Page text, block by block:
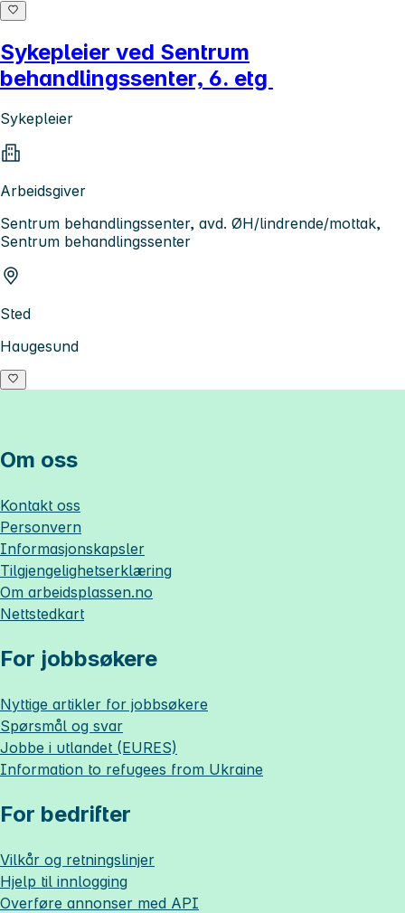
Sykepleier ved Sentrum
behandlingssenter, 6. etg
Sykepleier
Arbeidsgiver
Sentrum behandlingssenter, avd. ØH/lindrende/mottak,
Sentrum behandlingssenter
Sted
Haugesund
Om oss
Kontakt oss
Personvern
Informasjonskapsler
Tilgjengelighetserklæring
Om arbeidsplassen.no
Nettstedkart
For jobbsøkere
Nyttige artikler for jobbsøkere
Spørsmål og svar
Jobbe i utlandet (EURES)
Information to refugees from Ukraine
For bedrifter
Vilkår og retningslinjer
Hjelp til innlogging
Overføre annonser med API